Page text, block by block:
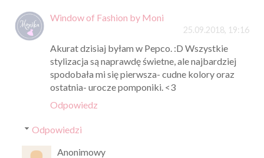
Window of Fashion by Moni
25.09.2018, 19:16
Akurat dzisiaj byłam w Pepco. :D Wszystkie
stylizacja są naprawdę świetne, ale najbardziej
spodobała mi się pierwsza- cudne kolory oraz
ostatnia- urocze pomponiki. <3
Odpowiedz
Odpowiedzi
Anonimowy